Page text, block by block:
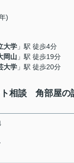
)
大学 」駅 徒歩4分
岡山 」駅 徒歩19分
大学 」駅 徒歩20分
相談 角部屋の